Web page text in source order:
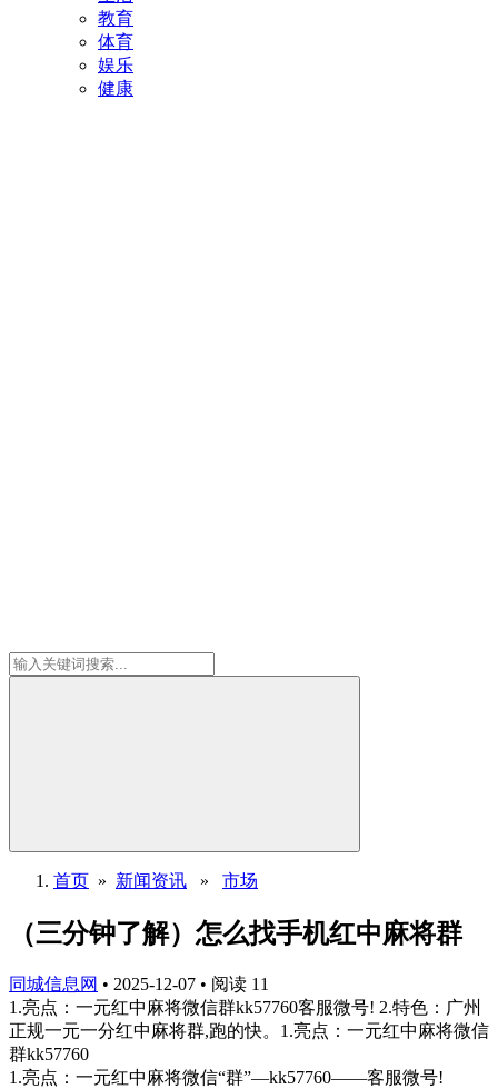
教育
体育
娱乐
健康
首页 » 新闻资讯 » 市场
（三分钟了解）怎么找手机红中麻将群
同城信息网 • 2025-12-07 • 阅读 11
1.亮点：一元红中麻将微信群kk57760客服微号! 2.特色：广州
正规一元一分红中麻将群,跑的快。1.亮点：一元红中麻将微信
群kk57760
1.亮点：一元红中麻将微信“群”—kk57760——客服微号!